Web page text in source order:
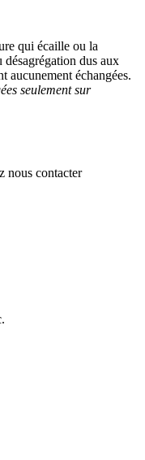
qui écaille ou la
désagrégation dus aux
aucunement échangées.
seulement sur
nous contacter